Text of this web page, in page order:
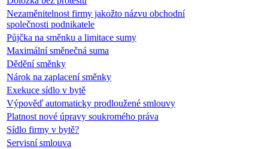
Nezaměnitelnost firmy jakožto názvu obchodní
společnosti podnikatele
Půjčka na směnku a limitace sumy
Maximální směnečná suma
Dědění směnky
Nárok na zaplacení směnky
Exekuce sídlo v bytě
Výpověď automaticky prodloužené smlouvy
Platnost nové úpravy soukromého práva
Sídlo firmy v bytě?
Servisní smlouva